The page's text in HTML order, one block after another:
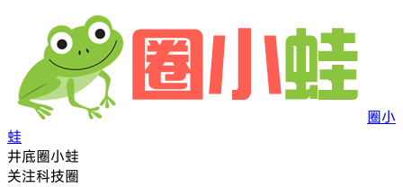
圈小
蛙
井底圈小蛙
关注科技圈